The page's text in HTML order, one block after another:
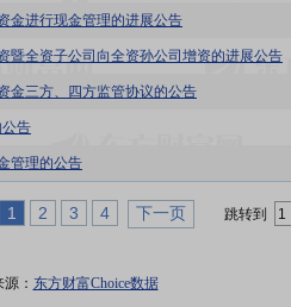
金进行现金管理的进展公告
暨全资子公司向全资孙公司增资的进展公告
金三方、四方监管协议的公告
告
管理的公告
1 2 3 4 下一页 跳转到
： 东方财富Choice数据